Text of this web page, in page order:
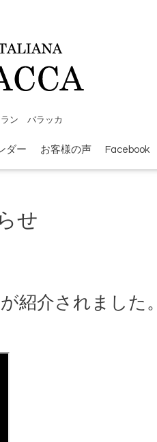
ラン バラッカ
ダー お客様の声 Facebook
せ
紹介されました。